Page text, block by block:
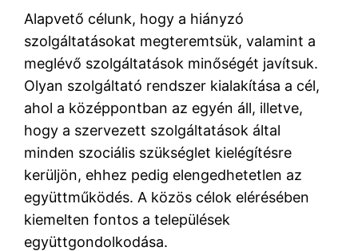
Alapvető célunk, hogy a hiányzó
szolgáltatásokat megteremtsük, valamint a
meglévő szolgáltatások minőségét javítsuk.
Olyan szolgáltató rendszer kialakítása a cél,
ahol a középpontban az egyén áll, illetve,
hogy a szervezett szolgáltatások által
minden szociális szükséglet kielégítésre
kerüljön, ehhez pedig elengedhetetlen az
együttműködés. A közös célok elérésében
kiemelten fontos a települések
együttgondolkodása.